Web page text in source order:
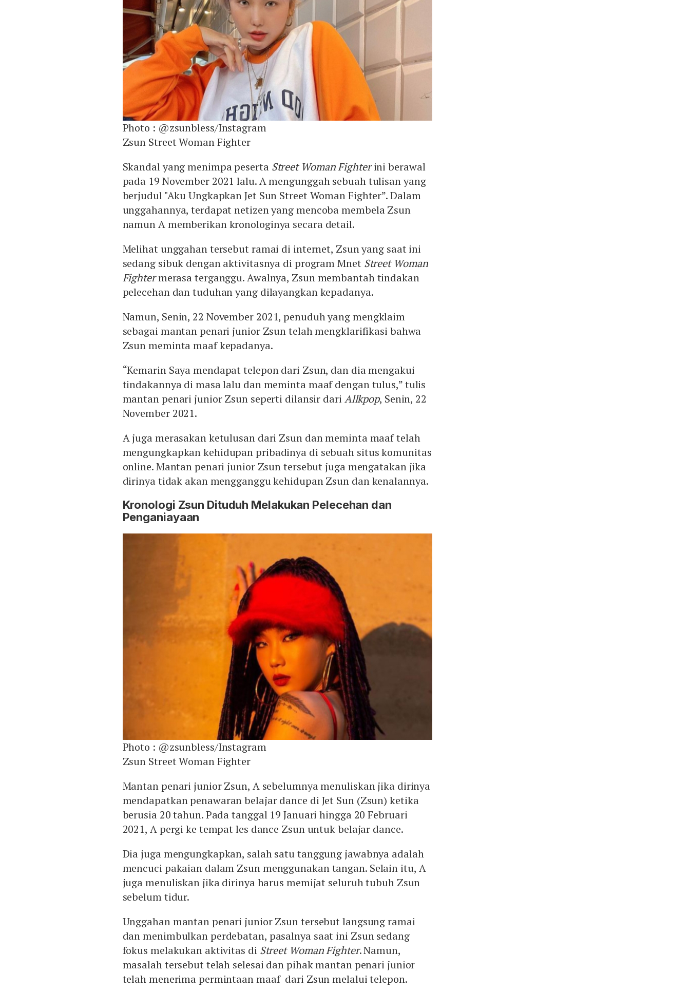
Photo : @zsunbless/Instagram
Zsun Street Woman Fighter
Skandal yang menimpa peserta Street Woman Fighterini berawal
pada 19 November 2021 lalu. A mengunggah sebuah tulisan yang
berjudul "Aku Ungkapkan Jet Sun Street Woman Fighter”. Dalam
unggahannya, terdapat netizen yang mencoba membela Zsun
namun A memberikan kronologinya secara detail.
Melihat unggahan tersebut ramai di internet, Zsun yang saat ini
sedang sibuk dengan aktivitasnya di program Mnet Street Woman
Fightermerasa terganggu. Awalnya, Zsun membantah tindakan
pelecehan dan tuduhan yang dilayangkan kepadanya.
Namun, Senin, 22 November 2021, penuduh yang mengklaim
sebagai mantan penari junior Zsun telah mengklarifikasi bahwa
Zsun meminta maaf kepadanya.
“Kemarin Saya mendapat telepon dari Zsun, dan dia mengakui
tindakannya di masa lalu dan meminta maaf dengan tulus,” tulis
mantan penari junior Zsun seperti dilansir dari Allkpop, Senin, 22
November 2021.
A juga merasakan ketulusan dari Zsun dan meminta maaf telah
mengungkapkan kehidupan pribadinya di sebuah situs komunitas
online. Mantan penari junior Zsun tersebut juga mengatakan jika
dirinya tidak akan mengganggu kehidupan Zsun dan kenalannya.
Kronologi Zsun Dituduh Melakukan Pelecehan dan
Penganiayaan
Photo : @zsunbless/Instagram
Zsun Street Woman Fighter
Mantan penari junior Zsun, A sebelumnya menuliskan jika dirinya
mendapatkan penawaran belajar dance di Jet Sun (Zsun) ketika
berusia 20 tahun. Pada tanggal 19 Januari hingga 20 Februari
2021, A pergi ke tempat les dance Zsun untuk belajar dance.
Dia juga mengungkapkan, salah satu tanggung jawabnya adalah
mencuci pakaian dalam Zsun menggunakan tangan. Selain itu, A
juga menuliskan jika dirinya harus memijat seluruh tubuh Zsun
sebelum tidur.
Unggahan mantan penari junior Zsun tersebut langsung ramai
dan menimbulkan perdebatan, pasalnya saat ini Zsun sedang
fokus melakukan aktivitas di Street Woman Fighter. Namun,
masalah tersebut telah selesai dan pihak mantan penari junior
telah menerima permintaan maaf dari Zsun melalui telepon.